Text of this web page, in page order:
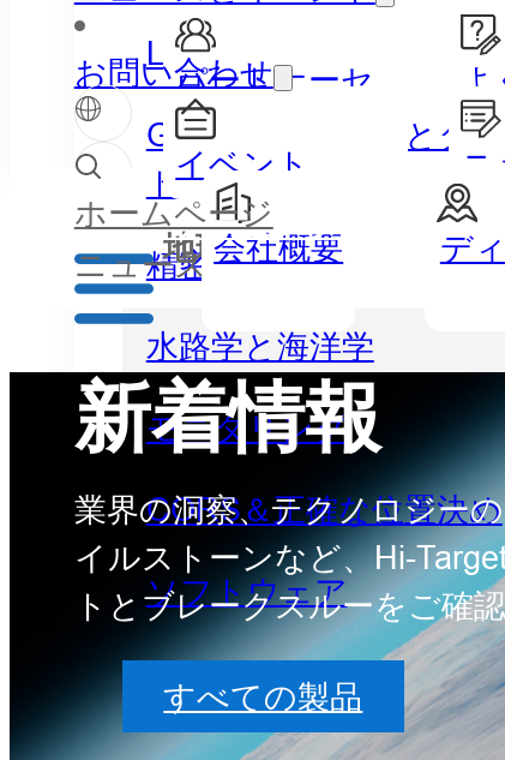
LiDAR
GISハンドヘルドとタブ
ト
精密農業
水路学と海洋学
モニタリング
CORS＆正確な位置決め
ソフトウェア
すべての製品
地理空間
パートナーセ
ンター
イベント ニ
お問い合わせ
会社概要
デ
パートナーセンター
ホームページ
ニュース
新着情報
業界の洞察、テクノロジー
イルストーンなど、Hi-
トとブレークスルーをご確